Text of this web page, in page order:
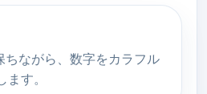
ながら、数字をカラフル
す。